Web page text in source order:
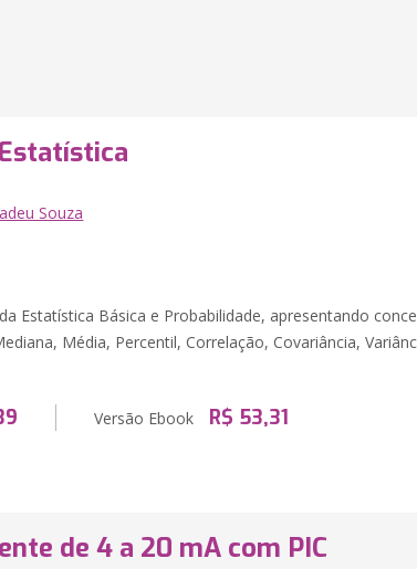
Souza
Estatística Básica e Probabilidade, apresentando
Média, Percentil, Correlação, Covariância,
Versão Ebook R$ 53,31
de 4 a 20 mA com PIC